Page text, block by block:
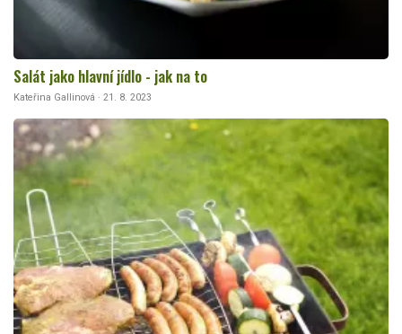
Salát jako hlavní jídlo - jak na to
Kateřina Gallinová · 21. 8. 2023